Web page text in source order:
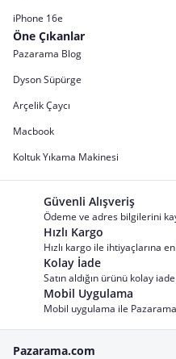
iPhone 16e
Öne Çıkanlar
Pazarama Blog
Dyson Süpürge
Arçelik Çaycı
Macbook
Koltuk Yıkama Makinesi
Güvenli Alışveriş
Ödeme ve adres bilgilerini
Hızlı Kargo
Hızlı kargo ile ihtiyaçlarına
Kolay İade
Satın aldığın ürünü kolay
Mobil Uygulama
Mobil uygulama ile
Pazarama.com